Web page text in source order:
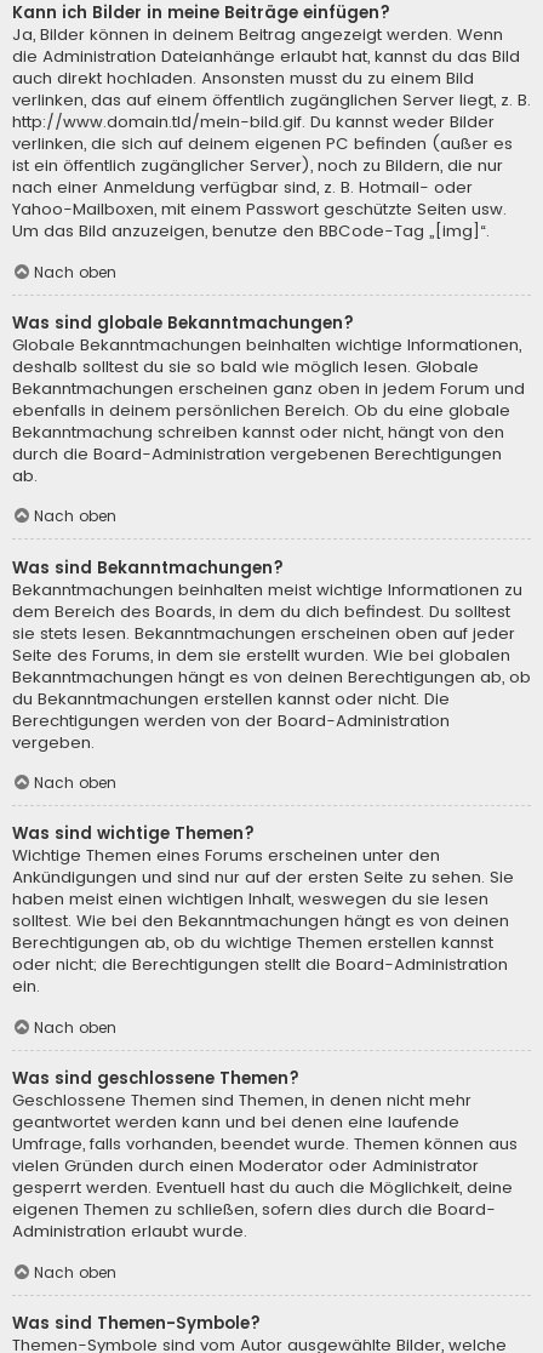
Kann ich Bilder in meine Beiträge einfügen?
Ja, Bilder können in deinem Beitrag angezeigt werden. Wenn
die Administration Dateianhänge erlaubt hat, kannst du das Bild
auch direkt hochladen. Ansonsten musst du zu einem Bild
verlinken, das auf einem öffentlich zugänglichen Server liegt, z. B.
http://www.domain.tld/mein-bild.gif. Du kannst weder Bilder
verlinken, die sich auf deinem eigenen PC befinden (außer es
ist ein öffentlich zugänglicher Server), noch zu Bildern, die nur
nach einer Anmeldung verfügbar sind, z. B. Hotmail- oder
Yahoo-Mailboxen, mit einem Passwort geschützte Seiten usw.
Um das Bild anzuzeigen, benutze den BBCode-Tag „[img]“.
Nach oben
Was sind globale Bekanntmachungen?
Globale Bekanntmachungen beinhalten wichtige Informationen,
deshalb solltest du sie so bald wie möglich lesen. Globale
Bekanntmachungen erscheinen ganz oben in jedem Forum und
ebenfalls in deinem persönlichen Bereich. Ob du eine globale
Bekanntmachung schreiben kannst oder nicht, hängt von den
durch die Board-Administration vergebenen Berechtigungen
ab.
Nach oben
Was sind Bekanntmachungen?
Bekanntmachungen beinhalten meist wichtige Informationen zu
dem Bereich des Boards, in dem du dich befindest. Du solltest
sie stets lesen. Bekanntmachungen erscheinen oben auf jeder
Seite des Forums, in dem sie erstellt wurden. Wie bei globalen
Bekanntmachungen hängt es von deinen Berechtigungen ab, ob
du Bekanntmachungen erstellen kannst oder nicht. Die
Berechtigungen werden von der Board-Administration
vergeben.
Nach oben
Was sind wichtige Themen?
Wichtige Themen eines Forums erscheinen unter den
Ankündigungen und sind nur auf der ersten Seite zu sehen. Sie
haben meist einen wichtigen Inhalt, weswegen du sie lesen
solltest. Wie bei den Bekanntmachungen hängt es von deinen
Berechtigungen ab, ob du wichtige Themen erstellen kannst
oder nicht; die Berechtigungen stellt die Board-Administration
ein.
Nach oben
Was sind geschlossene Themen?
Geschlossene Themen sind Themen, in denen nicht mehr
geantwortet werden kann und bei denen eine laufende
Umfrage, falls vorhanden, beendet wurde. Themen können aus
vielen Gründen durch einen Moderator oder Administrator
gesperrt werden. Eventuell hast du auch die Möglichkeit, deine
eigenen Themen zu schließen, sofern dies durch die Board-
Administration erlaubt wurde.
Nach oben
Was sind Themen-Symbole?
Themen-Symbole sind vom Autor ausgewählte Bilder, welche